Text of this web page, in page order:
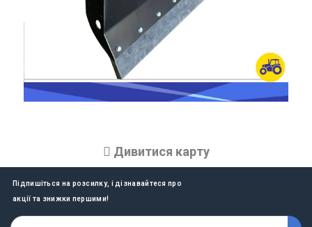
Дивитися карту
Підпишіться на розсилку, і дізнавайтеся про
акції та знижки першими!